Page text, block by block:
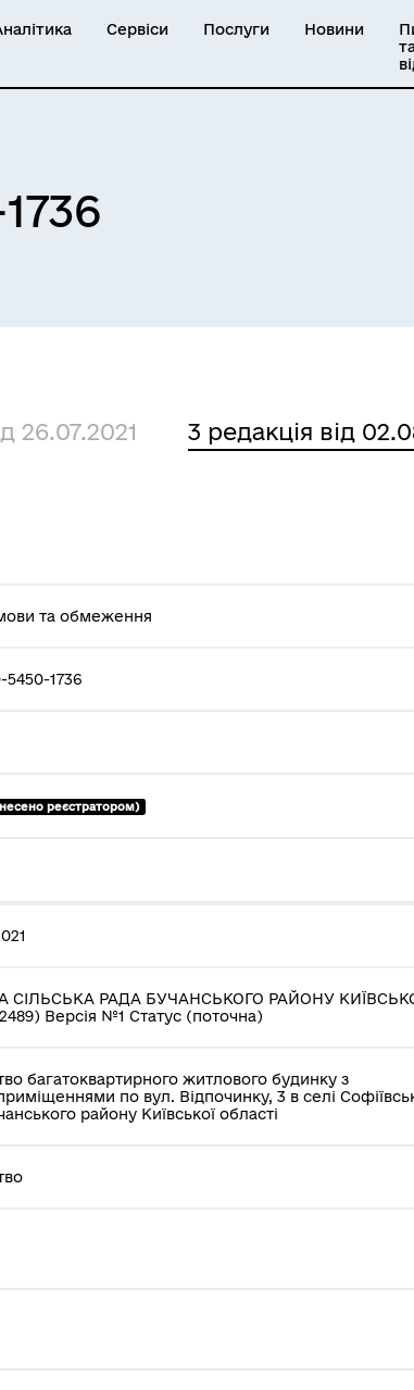
Сервіси Послуги Новини
26.07.2021 3 редакція від
та обмеження
5450-1736
реєстратором)
СІЛЬСЬКА РАДА БУЧАНСЬКОГО РАЙОНУ
Версія №1 Статус (поточна)
багатоквартирного житлового будинку з
по вул. Відпочинку, 3 в селі
району Київської області